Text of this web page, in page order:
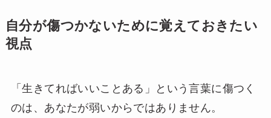
自分が傷つかないために覚えておきたい
視点
「生きてればいいことある」という言葉に傷つく
のは、あなたが弱いからではありません。